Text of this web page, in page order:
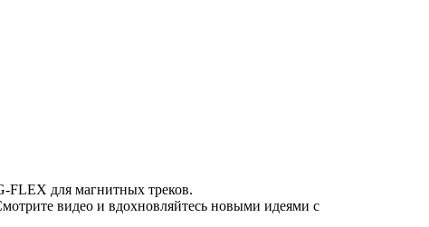
FLEX для магнитных треков.
видео и вдохновляйтесь новыми идеями с